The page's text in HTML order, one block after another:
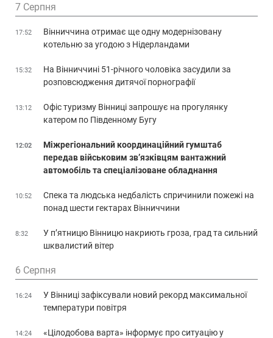
7 Серпня
17:52
Вінниччина отримає ще одну модернізовану
котельню за угодою з Нідерландами
15:32
На Вінниччині 51-річного чоловіка засудили за
розповсюдження дитячої порнографії
13:12
Офіс туризму Вінниці запрошує на прогулянку
катером по Південному Бугу
12:02
Міжрегіональний координаційний гумштаб
передав військовим зв’язківцям вантажний
автомобіль та спеціалізоване обладнання
10:52
Спека та людська недбалість спричинили пожежі на
понад шести гектарах Вінниччини
8:32
У п’ятницю Вінницю накриють гроза, град та сильний
шквалистий вітер
6 Серпня
16:24
У Вінниці зафіксували новий рекорд максимальної
температури повітря
14:24
«Цілодобова варта» інформує про ситуацію у